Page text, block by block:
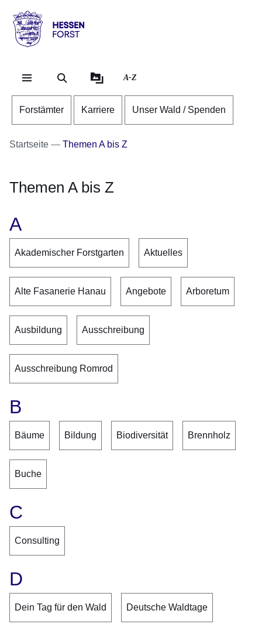
Hessen
Forst
A-Z
Forstämter Karriere Unser Wald / Spenden
Startseite Themen A bis Z
Themen A bis Z
A
Akademischer Forstgarten Aktuelles
Alte Fasanerie Hanau Angebote Arboretum
Ausbildung Ausschreibung
Ausschreibung Romrod
B
Bäume Bildung Biodiversität Brennholz
Buche
C
Consulting
D
Dein Tag für den Wald Deutsche Waldtage